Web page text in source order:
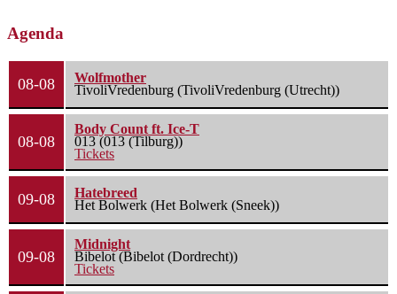
Agenda
08-08
Wolfmother
TivoliVredenburg (TivoliVredenburg (Utrecht))
08-08
Body Count ft. Ice-T
013 (013 (Tilburg))
Tickets
09-08
Hatebreed
Het Bolwerk (Het Bolwerk (Sneek))
09-08
Midnight
Bibelot (Bibelot (Dordrecht))
Tickets